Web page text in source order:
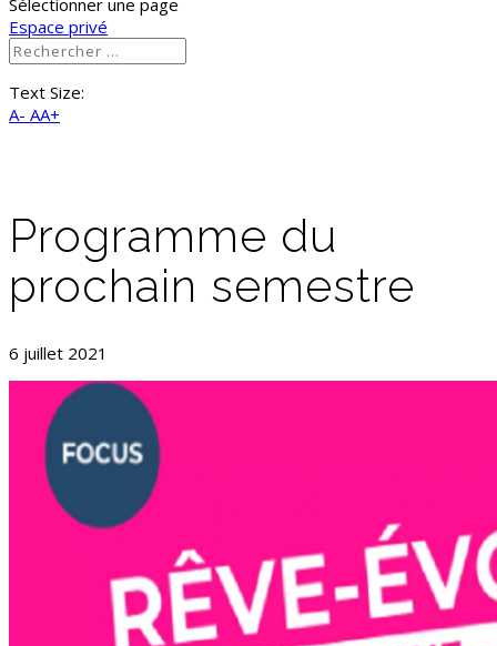
Espace privé
Text Size:
A- AA+
Programme du
prochain semestre
6 juillet 2021